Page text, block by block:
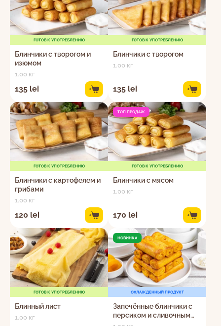
ГОТОВ К УПОТРЕБЛЕНИЮ
Блинчики с творогом и
изюмом
1.00 кг
135 lei +
ГОТОВ К УПОТРЕБЛЕНИЮ
Блинчики с творогом
1.00 кг
135 lei +
ГОТОВ К УПОТРЕБЛЕНИЮ
Блинчики с картофелем и
грибами
1.00 кг
120 lei +
ТОП ПРОДАЖ
ГОТОВ К УПОТРЕБЛЕНИЮ
Блинчики с мясом
1.00 кг
170 lei +
ГОТОВ К УПОТРЕБЛЕНИЮ
Блинный лист
1.00 кг
НОВИНКА
ОХЛАЖДЕННЫЙ ПРОДУКТ
Запечённые блинчики с
персиком и сливочным
кремом